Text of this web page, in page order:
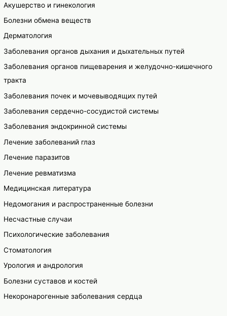
Акушерство и гинекология
Болезни обмена веществ
Дерматология
Заболевания органов дыхания и дыхательных путей
Заболевания органов пищеварения и желудочно-кишечного
тракта
Заболевания почек и мочевыводящих путей
Заболевания сердечно-сосудистой системы
Заболевания эндокринной системы
Лечение заболеваний глаз
Лечение паразитов
Лечение ревматизма
Медицинская литература
Недомогания и распространенные болезни
Несчастные случаи
Психологические заболевания
Стоматология
Урология и андрология
Болезни суставов и костей
Некоронарогенные заболевания сердца